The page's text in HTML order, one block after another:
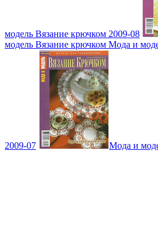
модель Вязание крючком 2009-08
модель Вязание крючком Мода и
2009-07 Мода и